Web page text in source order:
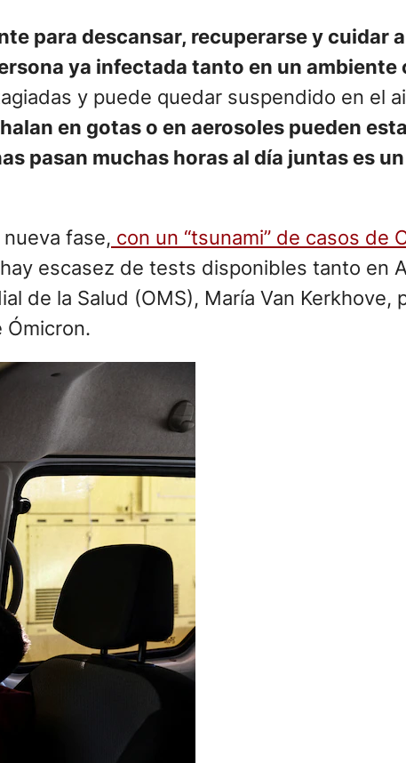
para descansar, recuperarse y cuidar
ya infectada tanto en un ambiente
y puede quedar suspendido en el
en gotas o en aerosoles pueden
pasan muchas horas al día juntas es
fase, con un “tsunami” de casos de
escasez de tests disponibles tanto en
de la Salud (OMS), María Van Kerkhove,
Ómicron.